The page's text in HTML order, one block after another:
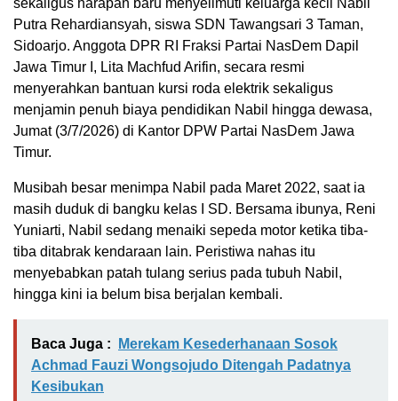
sekaligus harapan baru menyelimuti keluarga kecil Nabil
Putra Rehardiansyah, siswa SDN Tawangsari 3 Taman,
Sidoarjo. Anggota DPR RI Fraksi Partai NasDem Dapil
Jawa Timur I, Lita Machfud Arifin, secara resmi
menyerahkan bantuan kursi roda elektrik sekaligus
menjamin penuh biaya pendidikan Nabil hingga dewasa,
Jumat (3/7/2026) di Kantor DPW Partai NasDem Jawa
Timur.
Musibah besar menimpa Nabil pada Maret 2022, saat ia
masih duduk di bangku kelas I SD. Bersama ibunya, Reni
Yuniarti, Nabil sedang menaiki sepeda motor ketika tiba-
tiba ditabrak kendaraan lain. Peristiwa nahas itu
menyebabkan patah tulang serius pada tubuh Nabil,
hingga kini ia belum bisa berjalan kembali.
Baca Juga :
Merekam Kesederhanaan Sosok
Achmad Fauzi Wongsojudo Ditengah Padatnya
Kesibukan